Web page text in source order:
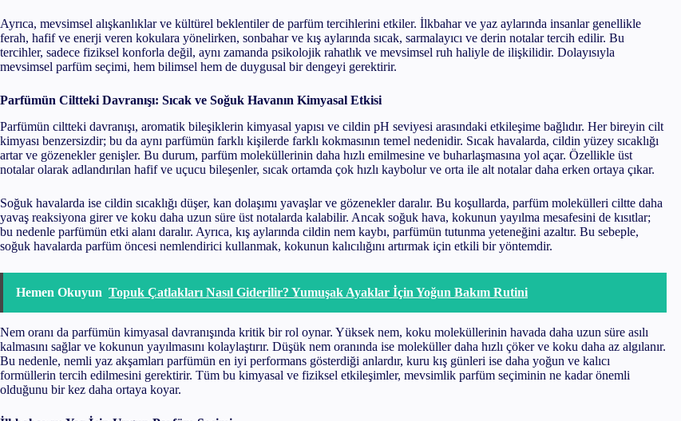
Ayrıca, mevsimsel alışkanlıklar ve kültürel beklentiler de parfüm tercihlerini etkiler. İlkbahar ve yaz aylarında insanlar genellikle
ferah, hafif ve enerji veren kokulara yönelirken, sonbahar ve kış aylarında sıcak, sarmalayıcı ve derin notalar tercih edilir. Bu
tercihler, sadece fiziksel konforla değil, aynı zamanda psikolojik rahatlık ve mevsimsel ruh haliyle de ilişkilidir. Dolayısıyla
mevsimsel parfüm seçimi, hem bilimsel hem de duygusal bir dengeyi gerektirir.
Parfümün Ciltteki Davranışı: Sıcak ve Soğuk Havanın Kimyasal Etkisi
Parfümün ciltteki davranışı, aromatik bileşiklerin kimyasal yapısı ve cildin pH seviyesi arasındaki etkileşime bağlıdır. Her bireyin cilt
kimyası benzersizdir; bu da aynı parfümün farklı kişilerde farklı kokmasının temel nedenidir. Sıcak havalarda, cildin yüzey sıcaklığı
artar ve gözenekler genişler. Bu durum, parfüm moleküllerinin daha hızlı emilmesine ve buharlaşmasına yol açar. Özellikle üst
notalar olarak adlandırılan hafif ve uçucu bileşenler, sıcak ortamda çok hızlı kaybolur ve orta ile alt notalar daha erken ortaya çıkar.
Soğuk havalarda ise cildin sıcaklığı düşer, kan dolaşımı yavaşlar ve gözenekler daralır. Bu koşullarda, parfüm molekülleri ciltte daha
yavaş reaksiyona girer ve koku daha uzun süre üst notalarda kalabilir. Ancak soğuk hava, kokunun yayılma mesafesini de kısıtlar;
bu nedenle parfümün etki alanı daralır. Ayrıca, kış aylarında cildin nem kaybı, parfümün tutunma yeteneğini azaltır. Bu sebeple,
soğuk havalarda parfüm öncesi nemlendirici kullanmak, kokunun kalıcılığını artırmak için etkili bir yöntemdir.
Hemen Okuyun Topuk Çatlakları Nasıl Giderilir? Yumuşak Ayaklar İçin Yoğun Bakım Rutini
Nem oranı da parfümün kimyasal davranışında kritik bir rol oynar. Yüksek nem, koku moleküllerinin havada daha uzun süre asılı
kalmasını sağlar ve kokunun yayılmasını kolaylaştırır. Düşük nem oranında ise moleküller daha hızlı çöker ve koku daha az algılanır.
Bu nedenle, nemli yaz akşamları parfümün en iyi performans gösterdiği anlardır, kuru kış günleri ise daha yoğun ve kalıcı
formüllerin tercih edilmesini gerektirir. Tüm bu kimyasal ve fiziksel etkileşimler, mevsimlik parfüm seçiminin ne kadar önemli
olduğunu bir kez daha ortaya koyar.